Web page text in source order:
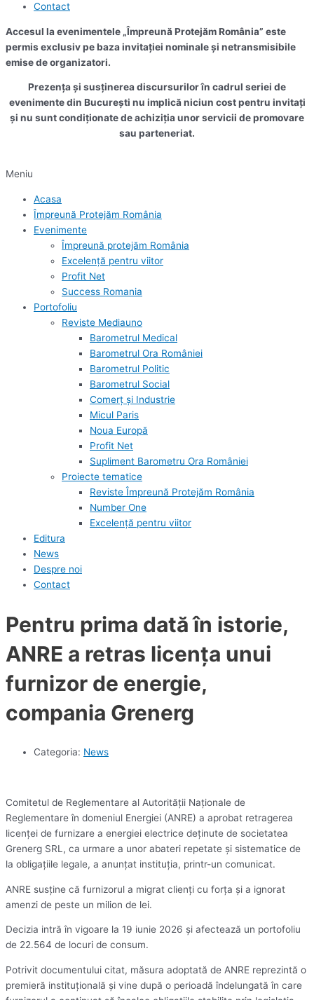
Contact
Accesul la evenimentele „Împreună Protejăm România” este
permis exclusiv pe baza invitației nominale și netransmisibile
emise de organizatori.
Prezența și susținerea discursurilor în cadrul seriei de
evenimente din București nu implică niciun cost pentru invitați
și nu sunt condiționate de achiziția unor servicii de promovare
sau parteneriat.
Meniu
Acasa
Împreună Protejăm România
Evenimente
Împreună protejăm România
Excelență pentru viitor
Profit Net
Success Romania
Portofoliu
Reviste Mediauno
Barometrul Medical
Barometrul Ora României
Barometrul Politic
Barometrul Social
Comerț și Industrie
Micul Paris
Noua Europă
Profit Net
Supliment Barometru Ora României
Proiecte tematice
Reviste Împreună Protejăm România
Number One
Excelență pentru viitor
Editura
News
Despre noi
Contact
Pentru prima dată în istorie,
ANRE a retras licenţa unui
furnizor de energie,
compania Grenerg
Categoria: News
Comitetul de Reglementare al Autorităţii Naţionale de
Reglementare în domeniul Energiei (ANRE) a aprobat retragerea
licenţei de furnizare a energiei electrice deţinute de societatea
Grenerg SRL, ca urmare a unor abateri repetate şi sistematice de
la obligaţiile legale, a anunţat instituţia, printr-un comunicat.
ANRE susţine că furnizorul a migrat clienţi cu forţa şi a ignorat
amenzi de peste un milion de lei.
Decizia intră în vigoare la 19 iunie 2026 şi afectează un portofoliu
de 22.564 de locuri de consum.
Potrivit documentului citat, măsura adoptată de ANRE reprezintă o
premieră instituţională şi vine după o perioadă îndelungată în care